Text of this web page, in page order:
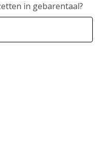
in gebarentaal?